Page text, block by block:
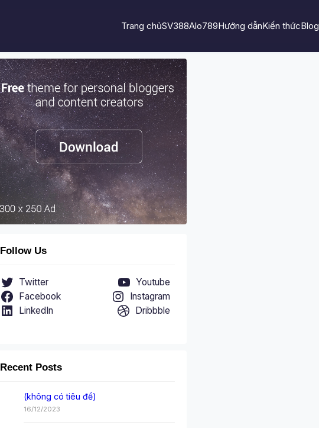
Trang chủSV388Alo789Hướng dẫnKiến thứcBlog
Follow Us
Twitter
Youtube
Facebook
Instagram
LinkedIn
Dribbble
Recent Posts
(không có tiêu đề)
16/12/2023